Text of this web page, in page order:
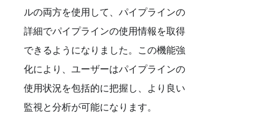
ルの両方を使用して、パイプラインの
詳細でパイプラインの使用情報を取得
できるようになりました。この機能強
化により、ユーザーはパイプラインの
使用状況を包括的に把握し、より良い
監視と分析が可能になります。